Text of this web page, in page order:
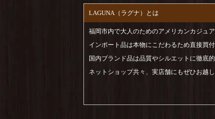
LAGUNA（ラグナ）とは
福岡市内で大人のためのアメリカンカジュ
インポート品は本物にこだわるため直接買
国内ブランド品は品質やシルエットに徹底
ネットショップ共々、実店舗にもぜひお越し